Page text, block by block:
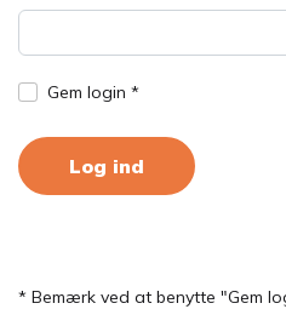
Gem login *
Log ind
* Bemærk ved at benytte "Gem